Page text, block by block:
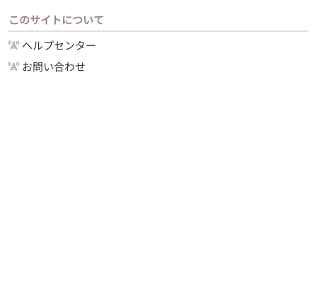
このサイトについて
ヘルプセンター
お問い合わせ